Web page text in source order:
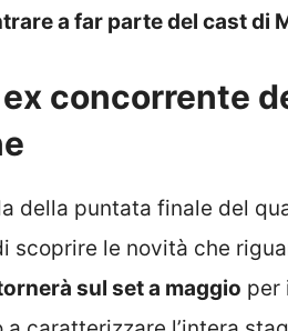
a far parte del cast di
concorrente
della puntata finale del
scoprire le novità che
sul set a maggio per